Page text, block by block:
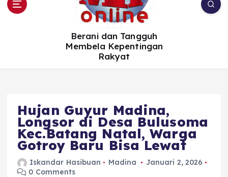
Berani dan Tangguh
Membela Kepentingan
Rakyat
Hujan Guyur Madina,
Longsor di Desa Bulusoma
Kec.Batang Natal, Warga
Gotroy Baru Bisa Lewat
Iskandar Hasibuan Madina
Januari 2, 2026
0 Comments